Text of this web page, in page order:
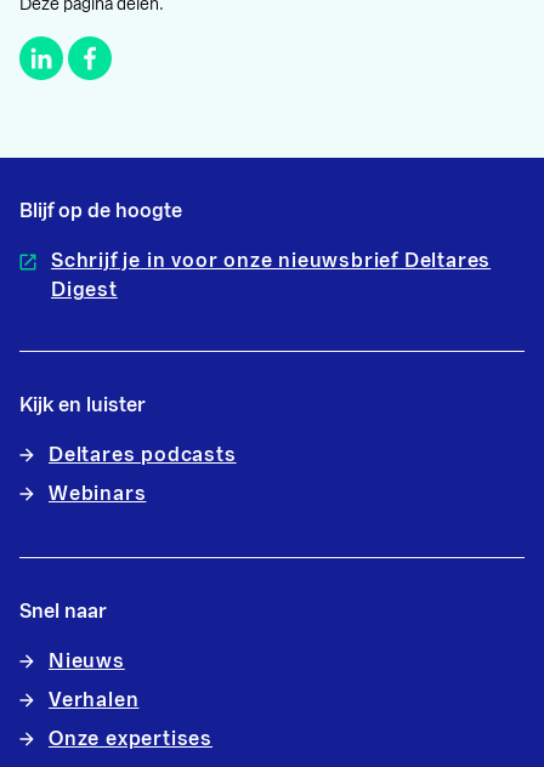
Deze pagina delen.
Blijf op de hoogte
Schrijf je in voor onze nieuwsbrief Deltares
Digest
Kijk en luister
Deltares podcasts
Webinars
Snel naar
Nieuws
Verhalen
Onze expertises